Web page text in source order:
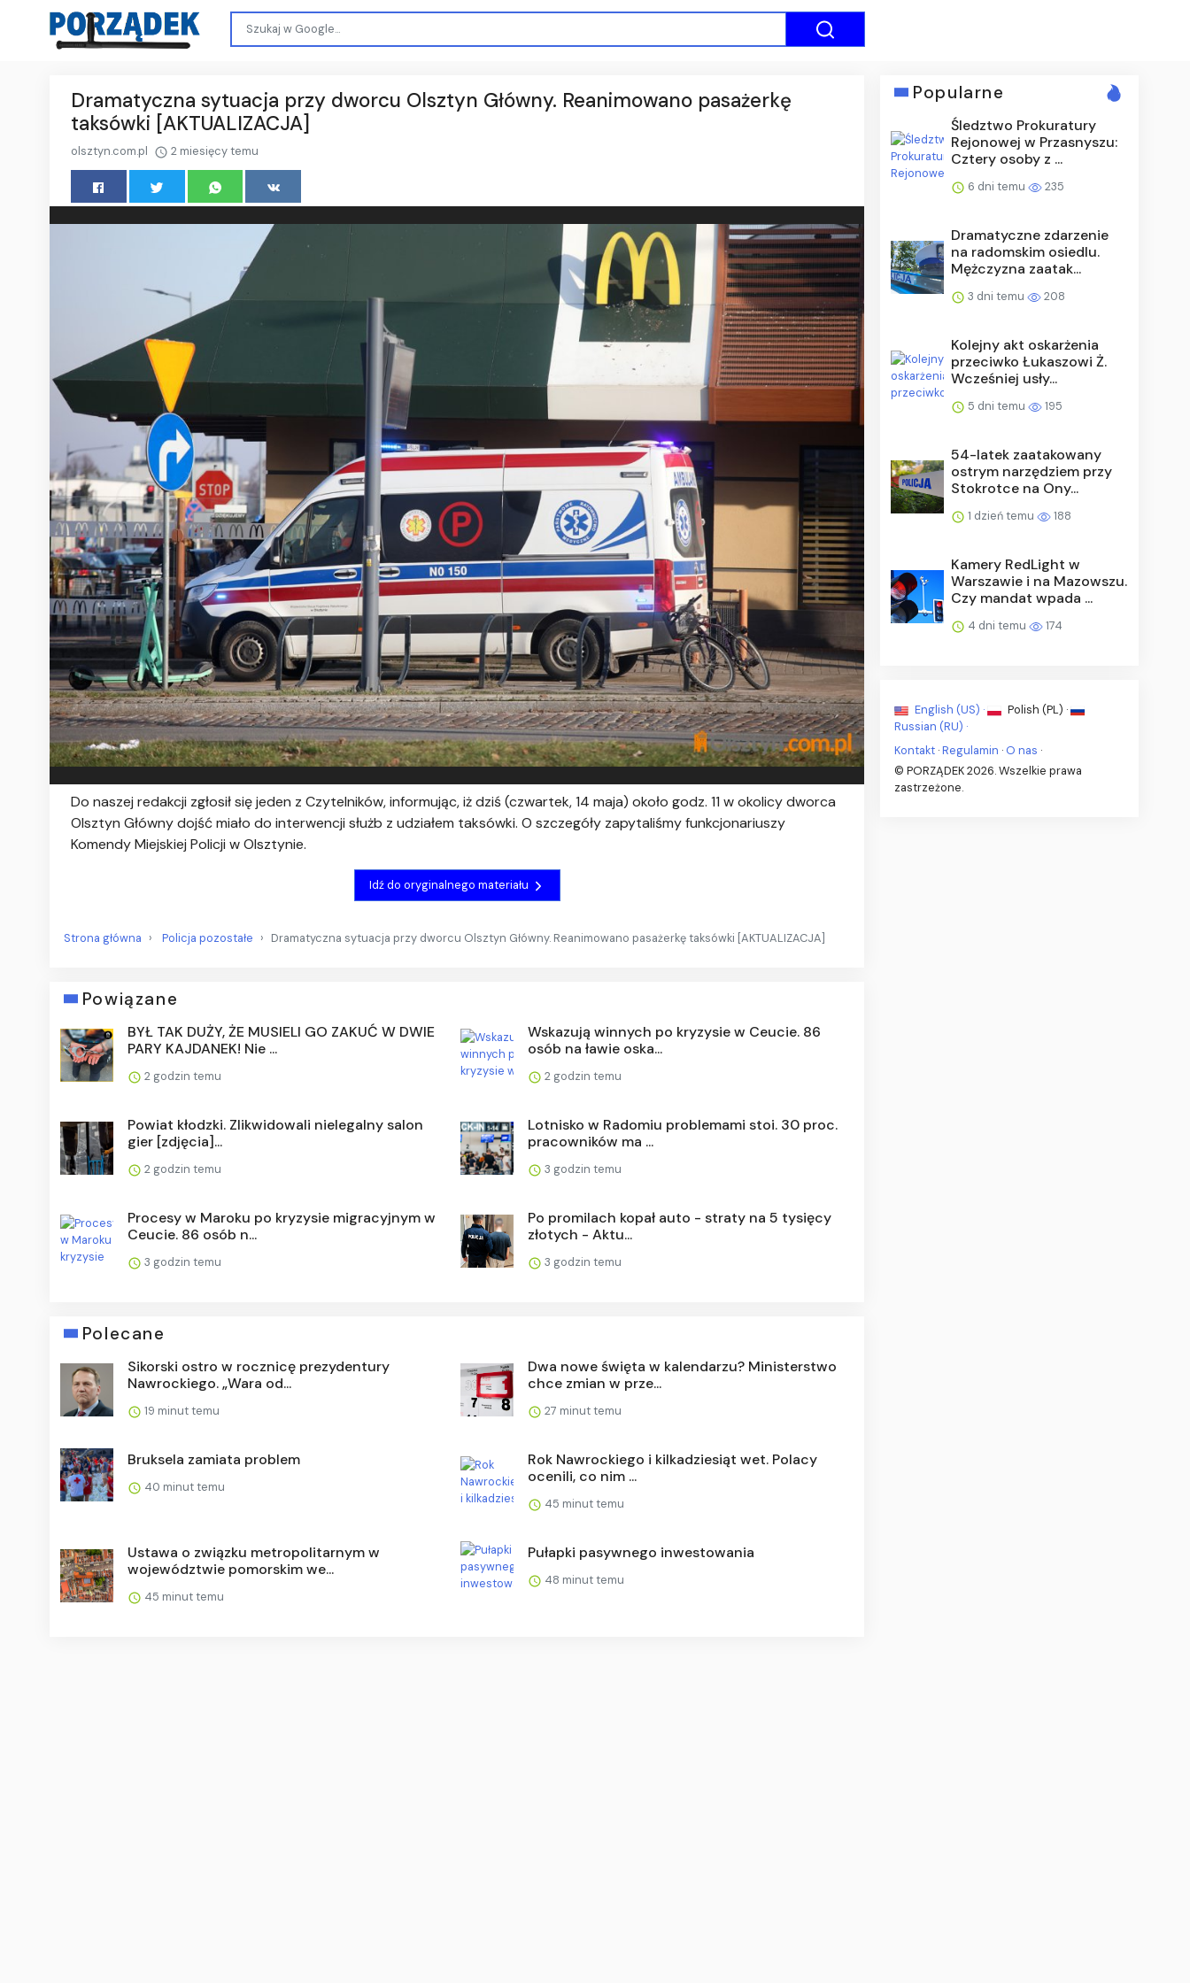
Dramatyczna sytuacja przy dworcu Olsztyn Główny. Reanimowano pasażerkę
taksówki [AKTUALIZACJA]
olsztyn.com.pl 2 miesięcy temu
Do naszej redakcji zgłosił się jeden z Czytelników, informując, iż dziś (czwartek, 14 maja) około godz. 11 w okolicy dworca
Olsztyn Główny dojść miało do interwencji służb z udziałem taksówki. O szczegóły zapytaliśmy funkcjonariuszy
Komendy Miejskiej Policji w Olsztynie.
Idź do oryginalnego materiału
Strona główna Policja pozostałe Dramatyczna sytuacja przy dworcu Olsztyn Główny. Reanimowano pasażerkę taksówki [AKTUALIZACJA]
Powiązane
BYŁ TAK DUŻY, ŻE MUSIELI GO ZAKUĆ W DWIE
PARY KAJDANEK! Nie ...
2 godzin temu
Wskazują winnych po kryzysie w Ceucie. 86
osób na ławie oska...
2 godzin temu
Powiat kłodzki. Zlikwidowali nielegalny salon
gier [zdjęcia]...
2 godzin temu
Lotnisko w Radomiu problemami stoi. 30 proc.
pracowników ma ...
3 godzin temu
Procesy w Maroku po kryzysie migracyjnym w
Ceucie. 86 osób n...
3 godzin temu
Po promilach kopał auto - straty na 5 tysięcy
złotych - Aktu...
3 godzin temu
Polecane
Sikorski ostro w rocznicę prezydentury
Nawrockiego. „Wara od...
19 minut temu
Dwa nowe święta w kalendarzu? Ministerstwo
chce zmian w prze...
27 minut temu
Bruksela zamiata problem
40 minut temu
Rok Nawrockiego i kilkadziesiąt wet. Polacy
ocenili, co nim ...
45 minut temu
Ustawa o związku metropolitarnym w
województwie pomorskim we...
45 minut temu
Pułapki pasywnego inwestowania
48 minut temu
Popularne
Śledztwo Prokuratury
Rejonowej w Przasnyszu:
Cztery osoby z ...
6 dni temu 235
Dramatyczne zdarzenie
na radomskim osiedlu.
Mężczyzna zaatak...
3 dni temu 208
Kolejny akt oskarżenia
przeciwko Łukaszowi Ż.
Wcześniej usły...
5 dni temu 195
54-latek zaatakowany
ostrym narzędziem przy
Stokrotce na Ony...
1 dzień temu 188
Kamery RedLight w
Warszawie i na Mazowszu.
Czy mandat wpada ...
4 dni temu 174
English (US) ·
Polish (PL) ·
Russian (RU) ·
Kontakt ·Regulamin · O nas ·
© PORZĄDEK 2026. Wszelkie prawa
zastrzeżone.